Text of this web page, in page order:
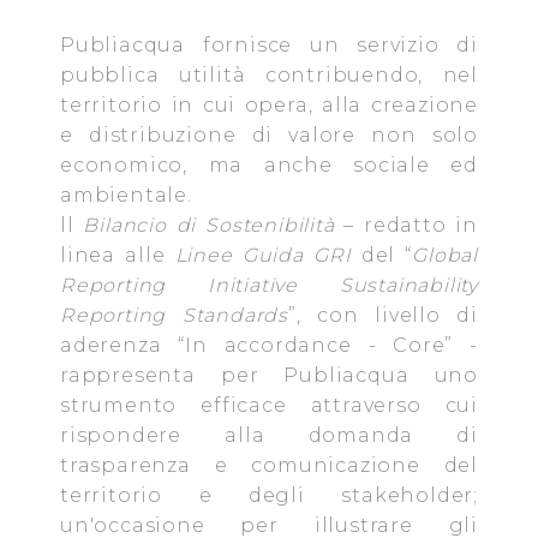
la navigazione sulle pagine e l'accesso alle aree
protette. In linea con le preferenze manifestate
dall’Utente e con i consensi dallo stesso prestati, i
cookie possono essere inoltre utilizzati per analizzare il
traffico sul nostro sito web, per personalizzare
contenuti ed annunci e per fornire funzionalità dei social
media, condividendo informazioni sul modo in cui
l’Utente utilizza il nostro sito con i nostri partner. Tali
soggetti, che si occupano di analisi dei dati web,
pubblicità e social media, potrebbero combinare le
informazioni ricevute con altre informazioni che l’Utente
loro servizi.
Cliccando su "Accetta tutti", l'Utente accetta di
memorizzare tutti i cookie sul dispositivo per le finalità
sopra indicate.
Publiacqua fornisce un servizio di
pubblica utilità contribuendo, nel
territorio in cui opera, alla creazione
e distribuzione di valore non solo
economico, ma anche sociale ed
ambientale.
Bilancio di Sostenibilità – redatto in
linea alle
Linee Guida GRI del “Global
Reporting Initiative Sustainability
Reporting Standards”, con livello di
aderenza “In accordance - Core” -
rappresenta per Publiacqua uno
strumento efficace attraverso cui
rispondere alla domanda di
trasparenza e comunicazione del
territorio e degli stakeholder;
un'occasione per illustrare gli